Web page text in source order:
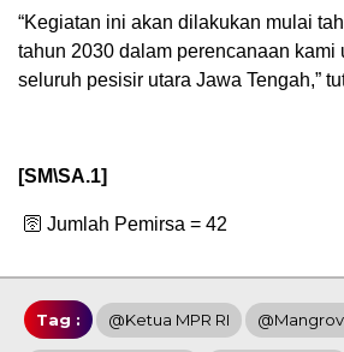
“Kegiatan ini akan dilakukan mulai
tahun 2030 dalam perencanaan kami
seluruh pesisir utara Jawa Tengah,”
[SM\SA.1]
🛜 Jumlah Pemirsa = 42
Tag : @Ketua MPR RI